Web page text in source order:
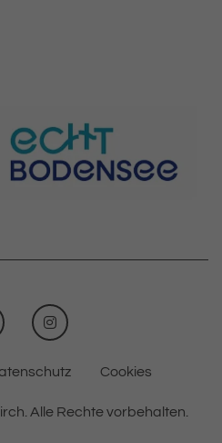
INSTAGRAM
Cookies
Alle Rechte vorbehalten.